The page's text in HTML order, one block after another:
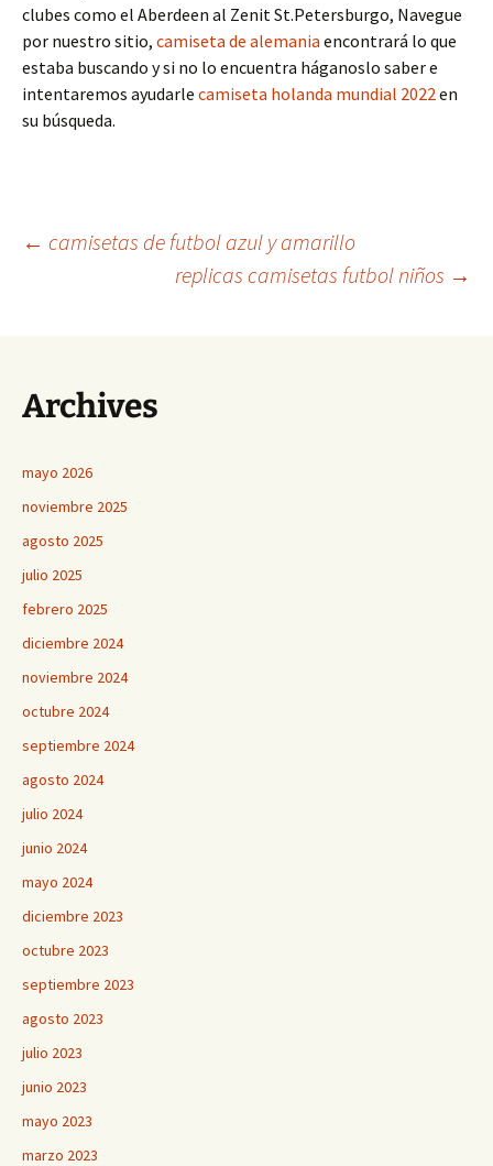
clubes como el Aberdeen al Zenit St.Petersburgo, Navegue
por nuestro sitio, camiseta de alemania encontrará lo que
estaba buscando y si no lo encuentra háganoslo saber e
intentaremos ayudarle camiseta holanda mundial 2022en
su búsqueda.
Navegación
entradas
← camisetas de futbol azul y amarillo
replicas camisetas futbol niños →
Archives
mayo 2026
noviembre 2025
agosto 2025
julio 2025
febrero 2025
diciembre 2024
noviembre 2024
octubre 2024
septiembre 2024
agosto 2024
julio 2024
junio 2024
mayo 2024
diciembre 2023
octubre 2023
septiembre 2023
agosto 2023
julio 2023
junio 2023
mayo 2023
marzo 2023